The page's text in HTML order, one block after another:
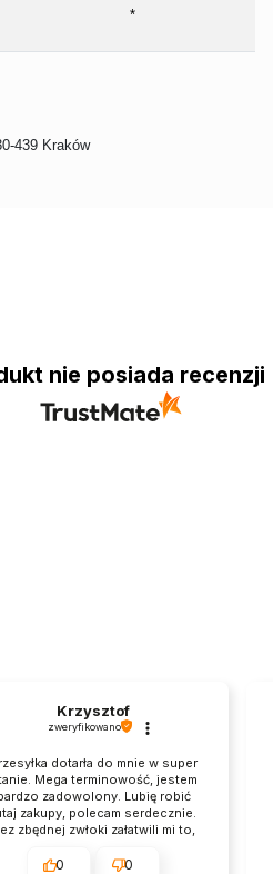
*
439 Kraków
nie posiada recenzji
Krzysztof
zweryfikowano
dotarła do mnie w super
Mega terminowość, jestem
zadowolony. Lubię robić
zakupy, polecam serdecznie.
zbędnej zwłoki załatwili mi to,
0 0